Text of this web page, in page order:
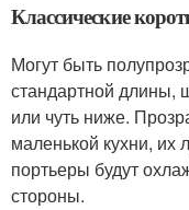
Классические
Могут быть
стандартной длины,
или чуть ниже.
маленькой кухни, их
портьеры будут
стороны.